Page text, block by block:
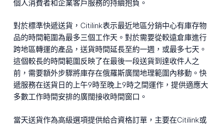
個人消費者和企業客戶服務的持續抱負。
對於標準快遞送貨，Citilink表示最近地區分銷中心有庫存物
品的時間範圍為最多三個工作天。對於需要從較遠倉庫進行
跨地區轉運的產品，送貨時間延長至約一週，或最多七天。
這個較長的時間範圍反映了在最後一段送貨到達收件人之
前，需要額外步驟將庫存在俄羅斯廣闊地理範圍內移動。快
遞服務在送貨日的上午9時至晚上9時之間運作，提供適應大
多數工作時間安排的廣闊接收時間窗口。
當天送貨作為高級選項提供給合資格訂單，主要在Citilink或